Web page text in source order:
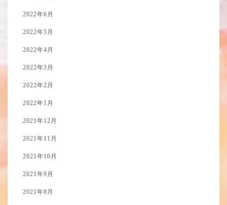
2022年6月
2022年5月
2022年4月
2022年3月
2022年2月
2022年1月
2021年12月
2021年11月
2021年10月
2021年9月
2021年8月